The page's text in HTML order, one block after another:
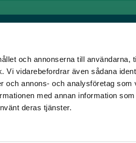
och annonserna till användarna,
Vi vidarebefordrar även sådana
och annons- och analysföretag som
med annan information
deras tjänster.
auction terms and